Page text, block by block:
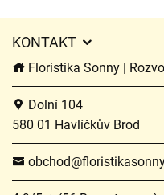
KONTAKT
Floristika Sonny |
Dolní 104
580 01 Havlíčkův Brod